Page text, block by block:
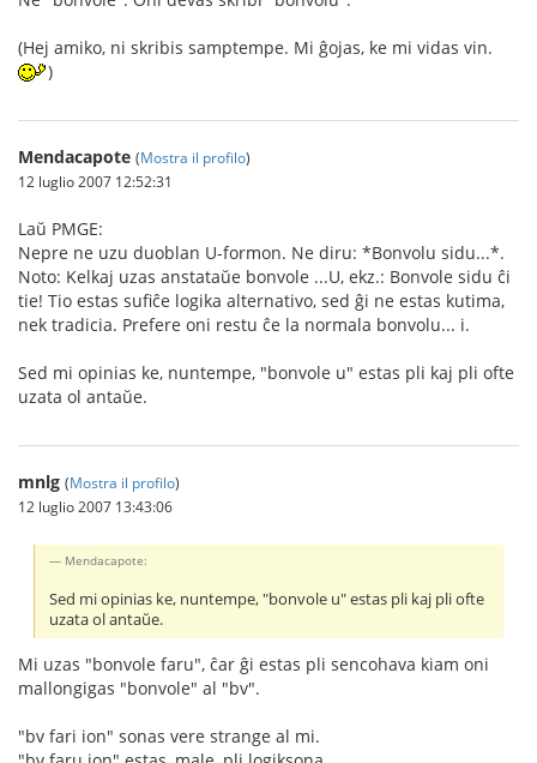
(Hej amiko, ni skribis samptempe. Mi ĝojas, ke mi vidas vin.
)
Mendacapote (Mostra il profilo)
12 luglio 2007 12:52:31
Laŭ PMGE:
Nepre ne uzu duoblan U-formon. Ne diru: *Bonvolu sidu...*.
Noto: Kelkaj uzas anstataŭe bonvole ...U, ekz.: Bonvole sidu ĉi
tie! Tio estas sufiĉe logika alternativo, sed ĝi ne estas kutima,
nek tradicia. Prefere oni restu ĉe la normala bonvolu... i.
Sed mi opinias ke, nuntempe, "bonvole u" estas pli kaj pli ofte
uzata ol antaŭe.
mnlg (Mostra il profilo)
12 luglio 2007 13:43:06
Mendacapote:
Sed mi opinias ke, nuntempe, "bonvole u" estas pli kaj pli ofte
uzata ol antaŭe.
Mi uzas "bonvole faru", ĉar ĝi estas pli sencohava kiam oni
mallongigas "bonvole" al "bv".
"bv fari ion" sonas vere strange al mi.